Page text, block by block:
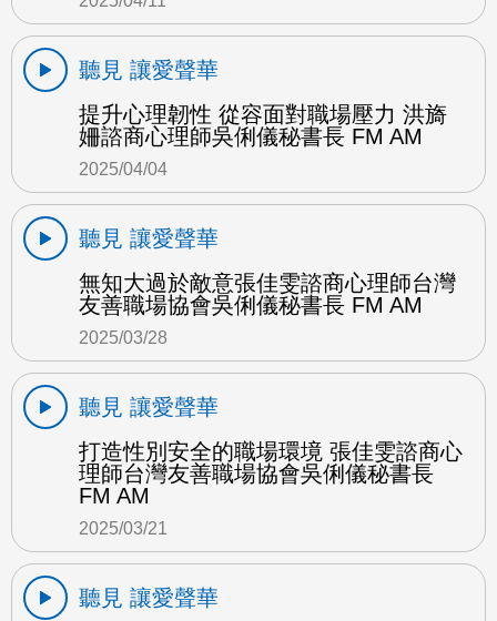
聽見 讓愛聲華
提升心理韌性 從容面對職場壓力 洪旖
姍諮商心理師吳俐儀秘書長 FM AM
2025/04/04
聽見 讓愛聲華
無知大過於敵意張佳雯諮商心理師台灣
友善職場協會吳俐儀秘書長 FM AM
2025/03/28
聽見 讓愛聲華
打造性別安全的職場環境 張佳雯諮商心
理師台灣友善職場協會吳俐儀秘書長
FM AM
2025/03/21
聽見 讓愛聲華